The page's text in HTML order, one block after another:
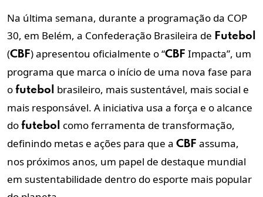
Na última semana, durante a programação da COP
30, em Belém, a Confederação Brasileira de Futebol
(CBF) apresentou oficialmente o “CBF Impacta”, um
programa que marca o início de uma nova fase para
o futebol
brasileiro, mais sustentável, mais social e
mais responsável. A iniciativa usa a força e o alcance
do futebol
como ferramenta de transformação,
definindo metas e ações para que a CBF assuma,
nos próximos anos, um papel de destaque mundial
em sustentabilidade dentro do esporte mais popular